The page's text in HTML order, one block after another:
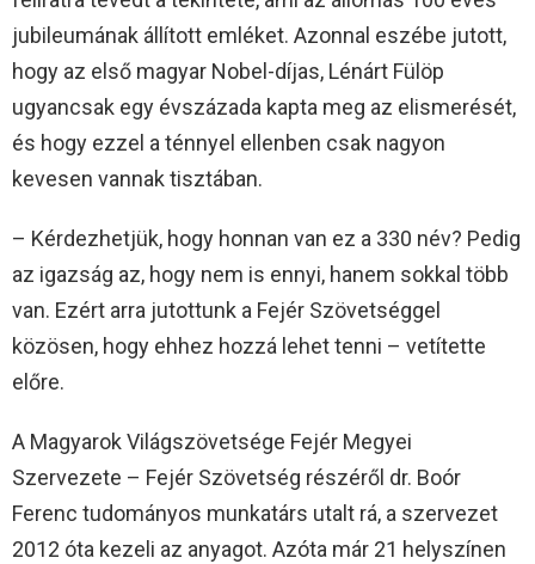
jubileumának állított emléket. Azonnal eszébe jutott,
hogy az első magyar Nobel-díjas, Lénárt Fülöp
ugyancsak egy évszázada kapta meg az elismerését,
és hogy ezzel a ténnyel ellenben csak nagyon
kevesen vannak tisztában.
– Kérdezhetjük, hogy honnan van ez a 330 név? Pedig
az igazság az, hogy nem is ennyi, hanem sokkal több
van. Ezért arra jutottunk a Fejér Szövetséggel
közösen, hogy ehhez hozzá lehet tenni – vetítette
előre.
A Magyarok Világszövetsége Fejér Megyei
Szervezete – Fejér Szövetség részéről dr. Boór
Ferenc tudományos munkatárs utalt rá, a szervezet
2012 óta kezeli az anyagot. Azóta már 21 helyszínen